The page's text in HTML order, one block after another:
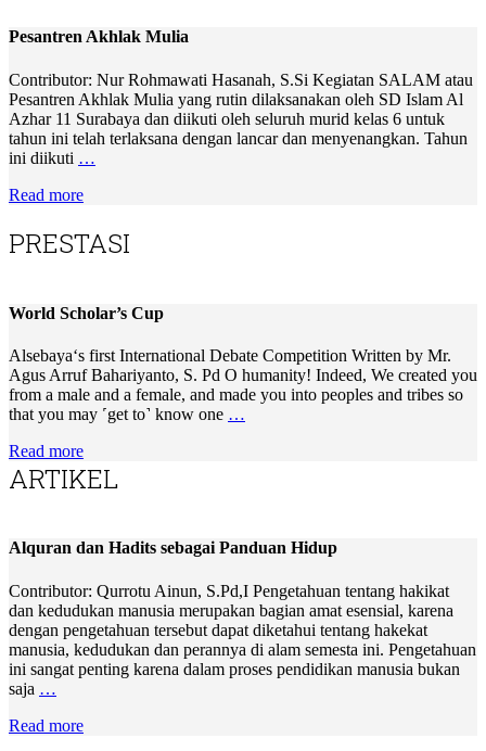
Pesantren Akhlak Mulia
Contributor: Nur Rohmawati Hasanah, S.Si Kegiatan SALAM atau
Pesantren Akhlak Mulia yang rutin dilaksanakan oleh SD Islam Al
Azhar 11 Surabaya dan diikuti oleh seluruh murid kelas 6 untuk
tahun ini telah terlaksana dengan lancar dan menyenangkan. Tahun
ini diikuti …
Read more
PRESTASI
World Scholar’s Cup
Alsebaya‘s first International Debate Competition Written by Mr.
Agus Arruf Bahariyanto, S. Pd O humanity! Indeed, We created you
from a male and a female, and made you into peoples and tribes so
that you may ˹get to˺ know one …
Read more
ARTIKEL
Alquran dan Hadits sebagai Panduan Hidup
Contributor: Qurrotu Ainun, S.Pd,I Pengetahuan tentang hakikat
dan kedudukan manusia merupakan bagian amat esensial, karena
dengan pengetahuan tersebut dapat diketahui tentang hakekat
manusia, kedudukan dan perannya di alam semesta ini. Pengetahuan
ini sangat penting karena dalam proses pendidikan manusia bukan
saja …
Read more